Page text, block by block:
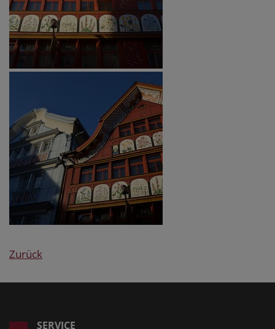
Zurück
SERVICE